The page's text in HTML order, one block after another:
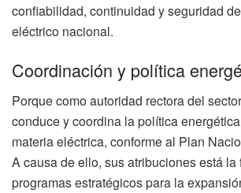
confiabilidad, continuidad y seguridad
eléctrico nacional.
Coordinación y política
Porque como autoridad rectora del
conduce y coordina la política
materia eléctrica, conforme al Plan
A causa de ello, sus atribuciones está
programas estratégicos para la